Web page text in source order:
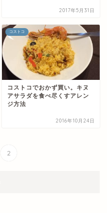
2017年5月31日
コストコ
コストコでおかず買い。キヌ
アサラダを食べ尽くすアレン
ジ方法
2016年10月24日
2